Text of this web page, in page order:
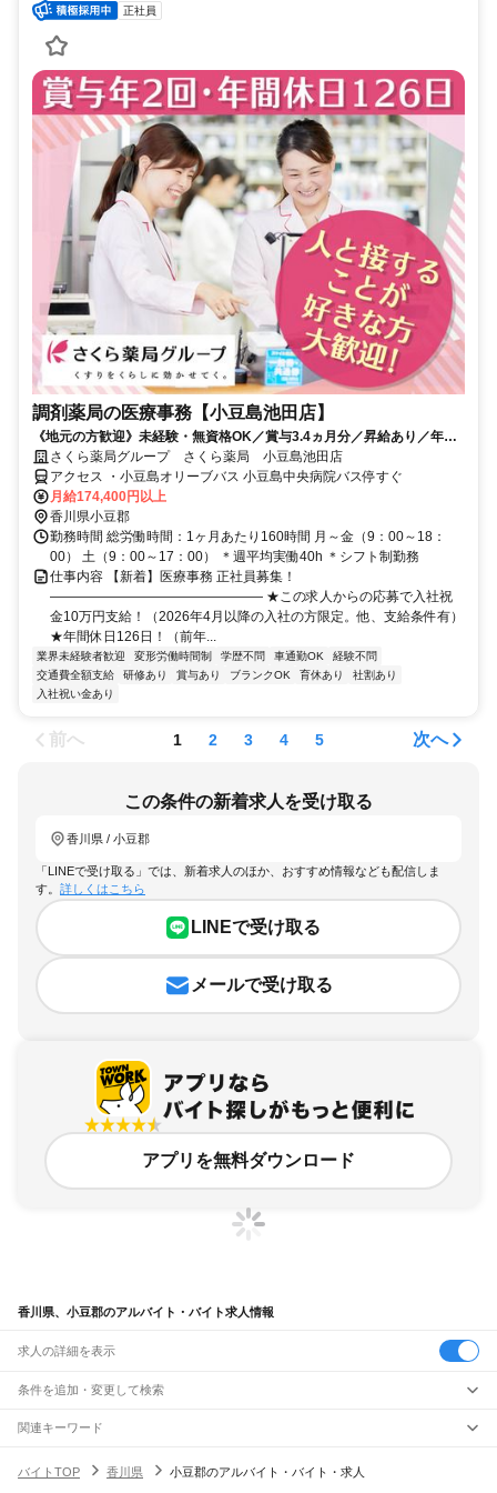
正社員
調剤薬局の医療事務【小豆島池田店】
《地元の方歓迎》未経験・無資格OK／賞与3.4ヵ月分／昇給あり／年休
126日（前年度実績）／平均有休取得数11.5日（2025度実績）
さくら薬局グループ さくら薬局 小豆島池田店
アクセス ・小豆島オリーブバス 小豆島中央病院バス停すぐ
月給174,400円以上
香川県小豆郡
勤務時間 総労働時間：1ヶ月あたり160時間 月～金（9：00～18：
00） 土（9：00～17：00） ＊週平均実働40h ＊シフト制勤務
仕事内容 【新着】医療事務 正社員募集！
―――――――――――――――― ★この求人からの応募で入社祝
金10万円支給！（2026年4月以降の入社の方限定。他、支給条件有）
★年間休日126日！（前年...
業界未経験者歓迎 変形労働時間制 学歴不問 車通勤OK
経験不問
交通費全額支給
研修あり 賞与あり ブランクOK 育休あり
社割あり
入社祝い金あり
前へ 1 2 3 4 5 次へ
この条件の新着求人を受け取る
香川県 / 小豆郡
「LINEで受け取る」では、新着求人のほか、おすすめ情報なども配信しま
す。 詳しくはこちら
LINEで受け取る
メールで受け取る
アプリを無料ダウンロード
香川県、小豆郡のアルバイト・バイト求人情報
求人の詳細を表示
条件を追加・変更して検索
市区町村を追加・変更
香川県すべて
駅を追加・変更
関連キーワード
香川県 小豆郡 マルヨシ 香川県 小豆郡 週3日 小豆島町
バイトTOP 香川県 小豆郡のアルバイト・バイト・求人